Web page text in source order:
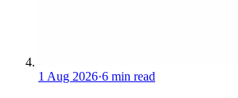
1 Aug 2026·6 min read